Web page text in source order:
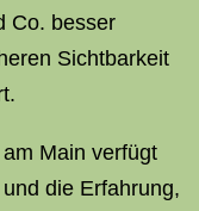
Co. besser
Sichtbarkeit
Main verfügt
die Erfahrung,